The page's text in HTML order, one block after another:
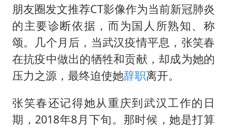
以军士兵把枪口对准中国记者
笔试第一被劝弃考涉事副校长被撤职
白海豚5次眼壁置换
构建更高水平的全民健身公共服务体系
朋友圈发文推荐CT影像作为当前新冠肺炎
的主要诊断依据，而为国人所熟知、称
颂。几个月后，当武汉疫情平息，张笑春
在抗疫中做出的牺牲和贡献，却成为她的
压力之源，最终迫使她辞职离开。
张笑春还记得她从重庆到武汉工作的日
期，2018年8月下旬。那时候，她是打算